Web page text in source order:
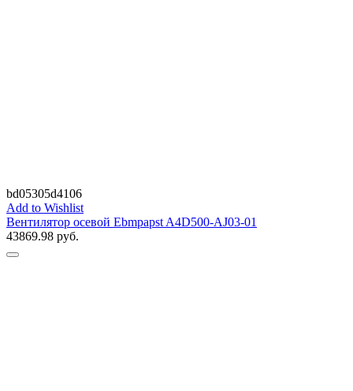
bd05305d4106
Add to Wishlist
Вентилятор осевой Ebmpapst A4D500-AJ03-01
43869.98 руб.